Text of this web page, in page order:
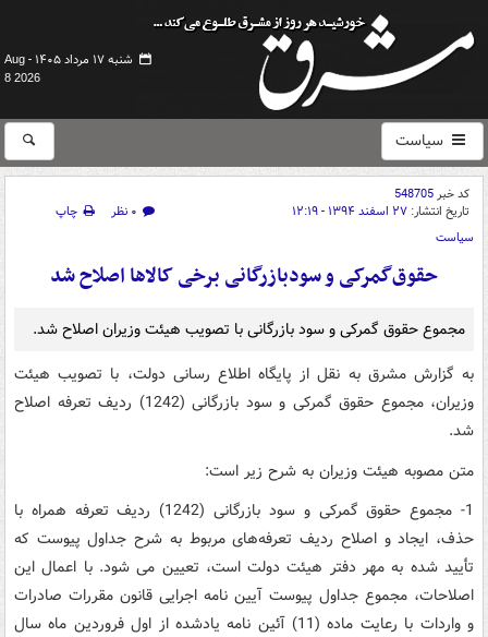
شنبه ۱۷ مرداد ۱۴۰۵ -
Aug
8 2026
سیاست
کد خبر548705
تاریخ انتشار: ۲۷ اسفند ۱۳۹۴ - ۱۲:۱۹ ۰ نظر
چاپ
سیاست
حقوق‌گمرکی و سودبازرگانی برخی کالاها اصلاح شد
مجموع حقوق گمرکی و سود بازرگانی با تصویب هیئت وزیران اصلاح شد.
به گزارش مشرق به نقل از پایگاه اطلاع رسانی دولت، با تصویب هیئت
وزیران، مجموع حقوق گمرکی و سود بازرگانی (1242) ردیف تعرفه اصلاح
شد.
متن مصوبه هیئت وزیران به شرح زیر است:
1- مجموع حقوق گمرکی و سود بازرگانی (1242) ردیف تعرفه همراه با
حذف، ایجاد و اصلاح ردیف تعرفه‌های مربوط به شرح جداول پیوست که
تأیید شده به مهر دفتر هیئت دولت است، تعیین می شود. با اعمال این
اصلاحات، مجموع جداول پیوست آیین نامه اجرایی قانون مقررات صادرات
و واردات با رعایت ماده (11) آئین نامه یادشده از اول فروردین ماه سال